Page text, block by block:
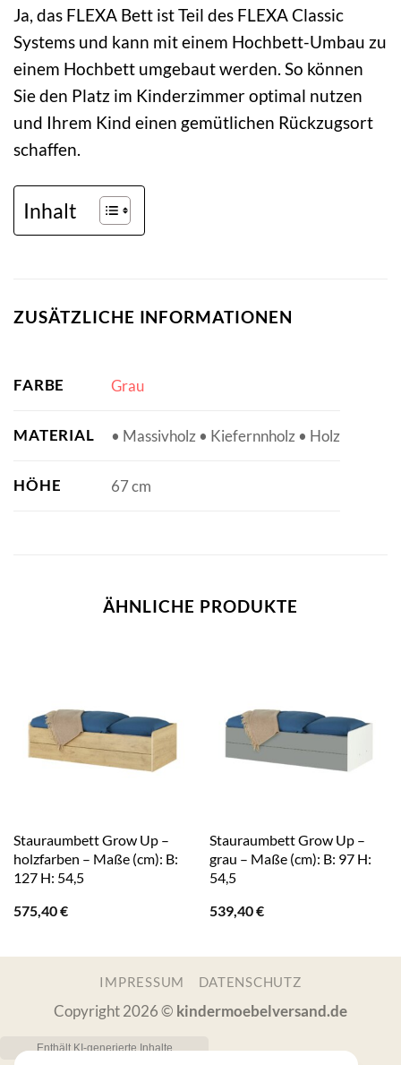
Ja, das FLEXA Bett ist Teil des FLEXA Classic
Systems und kann mit einem Hochbett-Umbau zu
einem Hochbett umgebaut werden. So können
Sie den Platz im Kinderzimmer optimal nutzen
und Ihrem Kind einen gemütlichen Rückzugsort
schaffen.
Inhalt
ZUSÄTZLICHE INFORMATIONEN
FARBE Grau
MATERIAL • Massivholz • Kiefernnholz • Holz
HÖHE 67 cm
ÄHNLICHE PRODUKTE
Stauraumbett Grow Up –
holzfarben – Maße (cm): B:
127 H: 54,5
575,40€
Stauraumbett Grow Up –
grau – Maße (cm): B: 97 H:
54,5
539,40€
IMPRESSUM DATENSCHUTZ
Copyright 2026 © kindermoebelversand.de